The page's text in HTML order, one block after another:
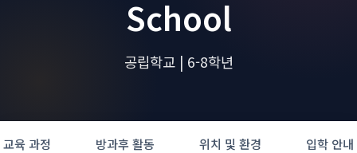
School
공립학교 | 6-8학년
교육 과정 방과후 활동 위치 및 환경 입학 안내